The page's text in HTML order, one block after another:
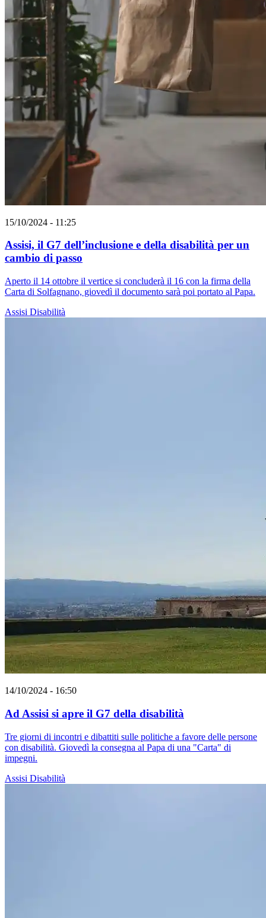
15/10/2024 - 11:25
Assisi, il G7 dell’inclusione e della disabilità per un
cambio di passo
Aperto il 14 ottobre il vertice si concluderà il 16 con la firma della
Carta di Solfagnano, giovedì il documento sarà poi portato al Papa.
Assisi Disabilità
14/10/2024 - 16:50
Ad Assisi si apre il G7 della disabilità
Tre giorni di incontri e dibattiti sulle politiche a favore delle persone
con disabilità. Giovedì la consegna al Papa di una "Carta" di
impegni.
Assisi Disabilità